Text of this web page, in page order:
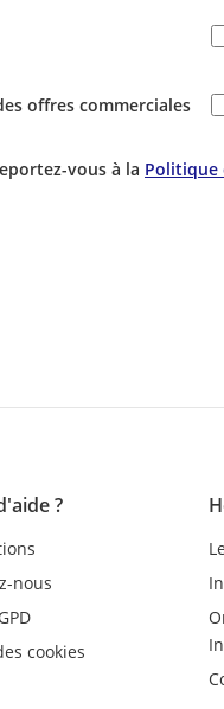
offres commerciales
vous à la Politique
?
nous
cookies